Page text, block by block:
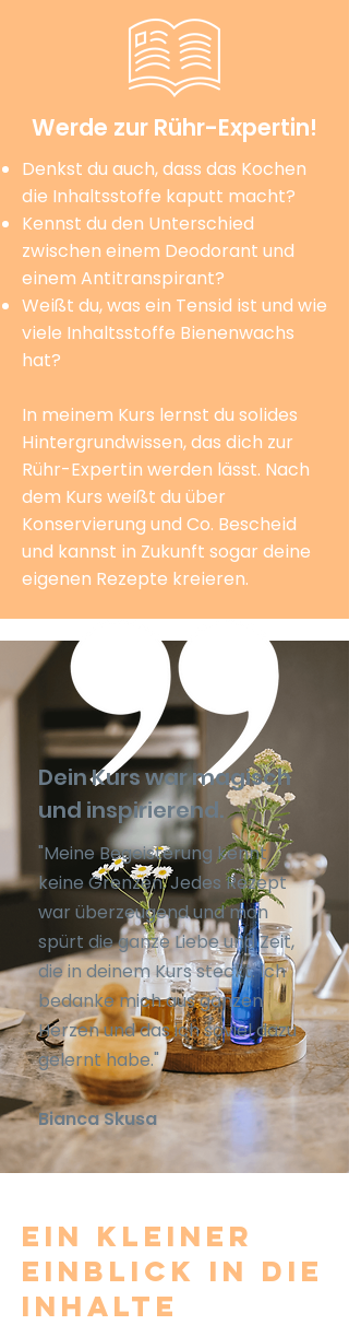
Werde zur Rühr-Expertin!
Denkst du auch, dass das Kochen
die Inhaltsstoffe kaputt macht?
Kennst du den Unterschied
zwischen einem Deodorant und
einem Antitranspirant?
Weißt du, was ein Tensid ist und wie
viele Inhaltsstoffe Bienenwachs
hat?
In meinem Kurs lernst du solides
Hintergrundwissen, das dich zur
Rühr-Expertin werden lässt. Nach
dem Kurs weißt du über
Konservierung und Co. Bescheid
und kannst in Zukunft sogar deine
eigenen Rezepte kreieren.
Dein Kurs war magisch
und inspirierend.
"Meine Begeisterung kennt
keine Grenzen. Jedes Rezept
war überzeugend und man
spürt die ganze Liebe und Zeit,
die in deinem Kurs steckt. Ich
bedanke mich aus ganzen
Herzen und das ich soviel dazu
gelernt habe."
BiancaSkusa
Ein kleiner
Einblick in die
Inhalte